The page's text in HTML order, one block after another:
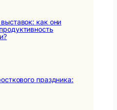
как они
праздника: